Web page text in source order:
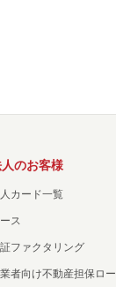
のお客様
カード一覧
ス
ファクタリング
者向け不動産担保ロー